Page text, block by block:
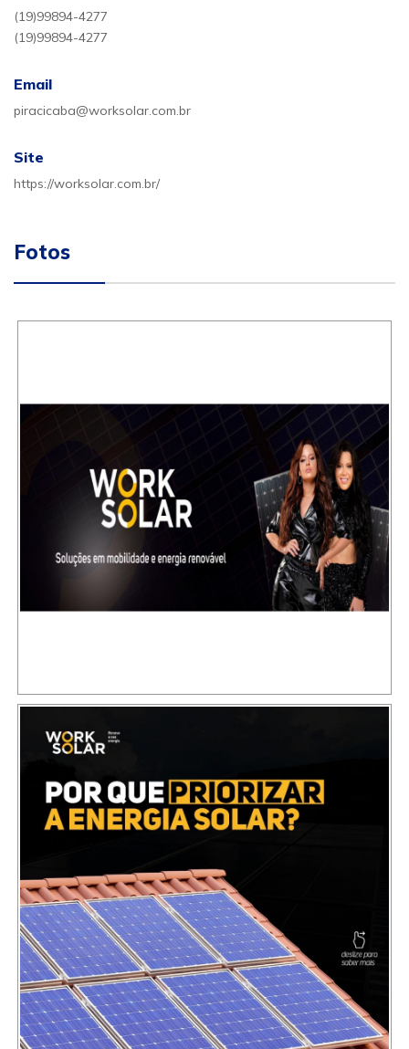
(19)99894-4277
(19)99894-4277
Email
piracicaba@worksolar.com.br
Site
https://worksolar.com.br/
Fotos